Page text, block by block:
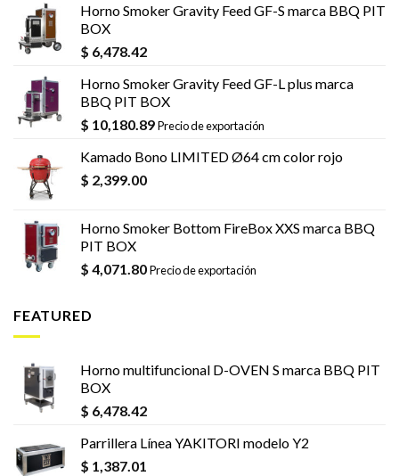
Horno Smoker Gravity Feed GF-S marca BBQ PIT
BOX
$ 6,478.42
Horno Smoker Gravity Feed GF-L plus marca
BBQ PIT BOX
$ 10,180.89Precio de exportación
Kamado Bono LIMITED Ø64 cm color rojo
$ 2,399.00
Horno Smoker Bottom FireBox XXS marca BBQ
PIT BOX
$ 4,071.80Precio de exportación
FEATURED
Horno multifuncional D-OVEN S marca BBQ PIT
BOX
$ 6,478.42
Parrillera Línea YAKITORI modelo Y2
$ 1,387.01